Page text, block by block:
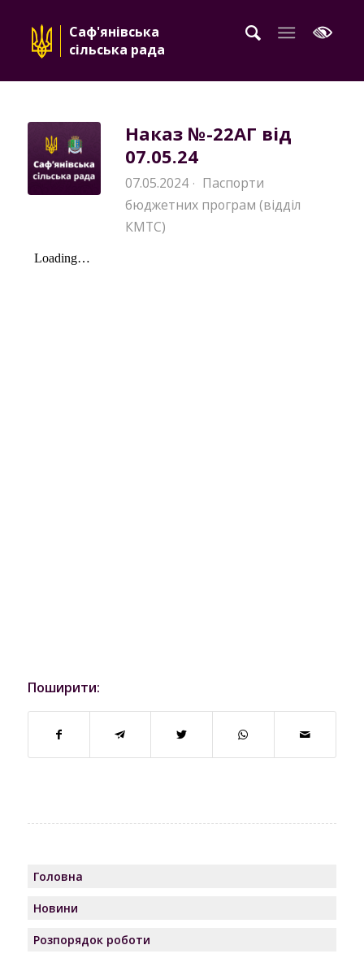
Саф'янівська
сільська рада
Наказ №-22АГ від
07.05.24
07.05.2024 · Паспорти
бюджетних програм (відділ
КМТС)
Поширити:
Головна
Новини
Розпорядок роботи